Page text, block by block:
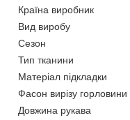
Країна виробник
Вид виробу
Сезон
Тип тканини
Матеріал підкладки
Фасон вирізу горловини
Довжина рукава